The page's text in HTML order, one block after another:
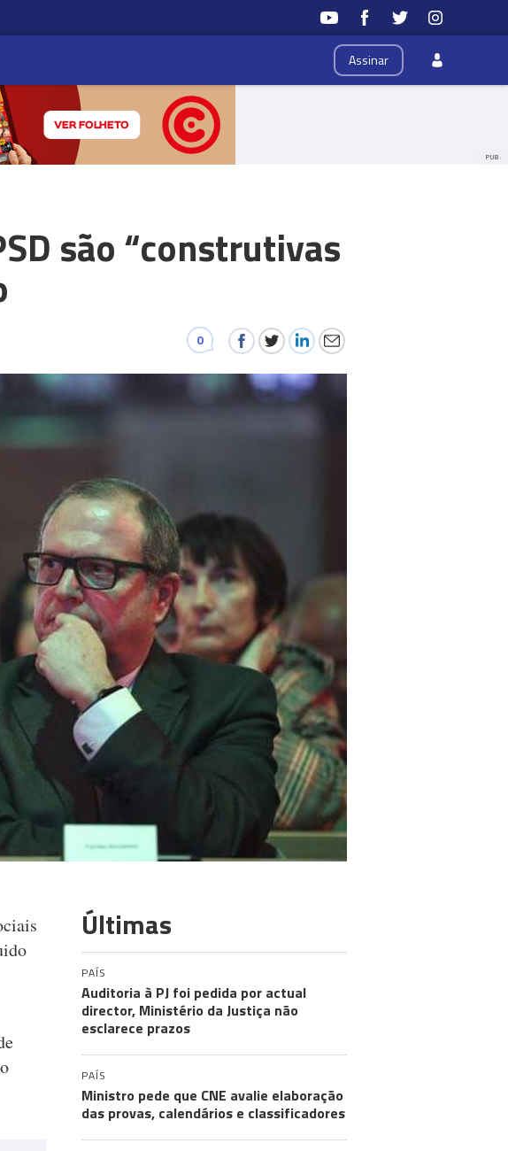
Assinar
PUB
são “construtivas
0
Últimas
PAÍS
Auditoria à PJ foi pedida por actual
director, Ministério da Justiça não
esclarece prazos
PAÍS
Ministro pede que CNE avalie elaboração
das provas, calendários e classificadores